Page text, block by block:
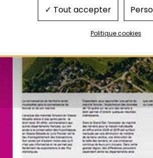
Tout accepter
Politique cookies